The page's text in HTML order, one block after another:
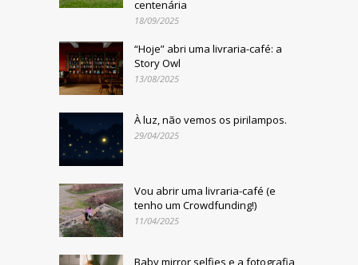
centenária
18/09/2025
“Hoje” abri uma livraria-café: a
Story Owl
13/08/2025
À luz, não vemos os pirilampos.
29/04/2025
Vou abrir uma livraria-café (e
tenho um Crowdfunding!)
11/04/2025
Baby mirror selfies e a fotografia